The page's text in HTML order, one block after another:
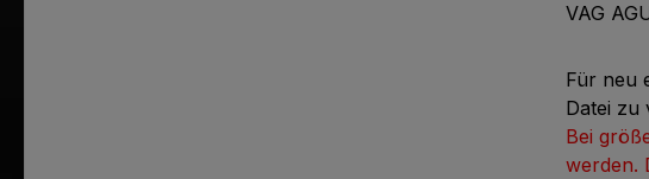
VAG
Für neu
Datei zu
Bei
werden.